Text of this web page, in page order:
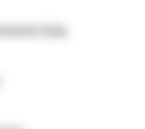
Sala.